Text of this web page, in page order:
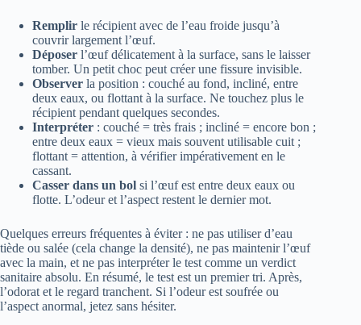
Remplir le récipient avec de l’eau froide jusqu’à
couvrir largement l’œuf.
Déposer l’œuf délicatement à la surface, sans le laisser
tomber. Un petit choc peut créer une fissure invisible.
Observer la position : couché au fond, incliné, entre
deux eaux, ou flottant à la surface. Ne touchez plus le
récipient pendant quelques secondes.
Interpréter : couché = très frais ; incliné = encore bon ;
entre deux eaux = vieux mais souvent utilisable cuit ;
flottant = attention, à vérifier impérativement en le
cassant.
Casser dans un bol si l’œuf est entre deux eaux ou
flotte. L’odeur et l’aspect restent le dernier mot.
Quelques erreurs fréquentes à éviter : ne pas utiliser d’eau
tiède ou salée (cela change la densité), ne pas maintenir l’œuf
avec la main, et ne pas interpréter le test comme un verdict
sanitaire absolu. En résumé, le test est un premier tri. Après,
l’odorat et le regard tranchent. Si l’odeur est soufrée ou
l’aspect anormal, jetez sans hésiter.